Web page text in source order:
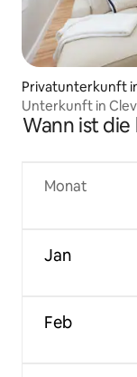
Privatunterkunft
Unterkunft in
Innenstadt
Wann ist
Monat
Jan
Feb